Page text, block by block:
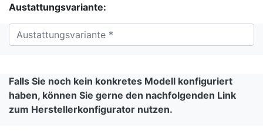
Austattungsvariante:
Falls Sie noch kein konkretes Modell konfiguriert
haben, können Sie gerne den nachfolgenden Link
zum Herstellerkonfigurator nutzen.